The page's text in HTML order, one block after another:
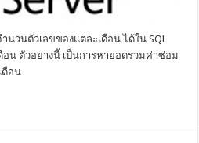
นวนตัวเลขของแต่ละเดือน ได้ใน SQL
อน ตัวอย่างนี้ เป็นการหายอดรวมค่าซ่อม
ดือน